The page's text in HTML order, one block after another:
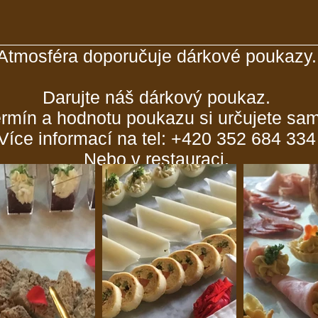
doporučuje dárkové poukazy.
Darujte náš dárkový poukaz.
a hodnotu poukazu si určujete
informací na tel: +420 352 684 334
Nebo v restauraci.